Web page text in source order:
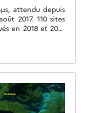
attendu depuis
2017. 110 sites
en 2018 et 2019
correspondent